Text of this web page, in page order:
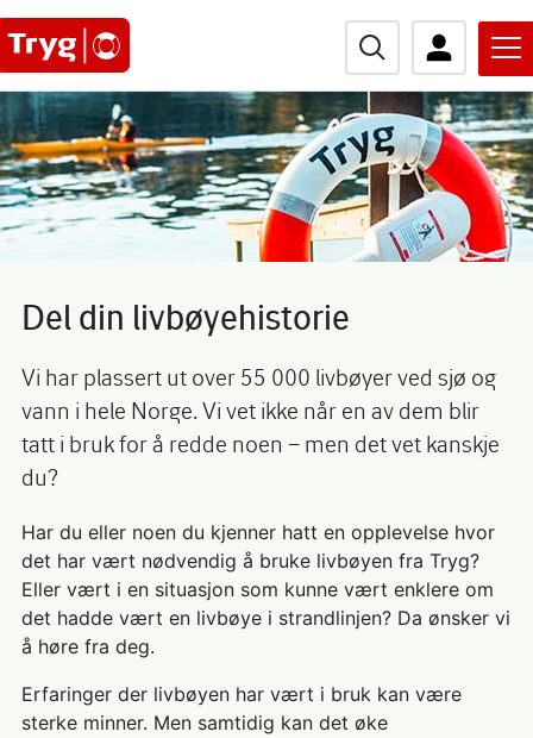
Hopp
til
hovedinnhold
Menu
toggler
search
toggler
Søk
Del din livbøyehistorie
Vi har plassert ut over 55 000 livbøyer ved sjø og
vann i hele Norge. Vi vet ikke når en av dem blir
tatt i bruk for å redde noen – men det vet kanskje
du?
Har du eller noen du kjenner hatt en opplevelse hvor
det har vært nødvendig å bruke livbøyen fra Tryg?
Eller vært i en situasjon som kunne vært enklere om
det hadde vært en livbøye i strandlinjen? Da ønsker vi
å høre fra deg.
Erfaringer der livbøyen har vært i bruk kan være
sterke minner. Men samtidig kan det øke